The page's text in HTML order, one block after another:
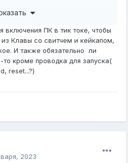
включения ПК в тик токе, чтобы
Клавы со свитчем и кейкапом,
И также обязательно ли
то кроме проводка для запуска(
reset...?)
2023